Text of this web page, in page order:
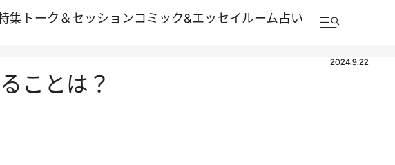
集 トーク＆セッションコミック&エッセイルーム占い
2024.9.22
ことは？